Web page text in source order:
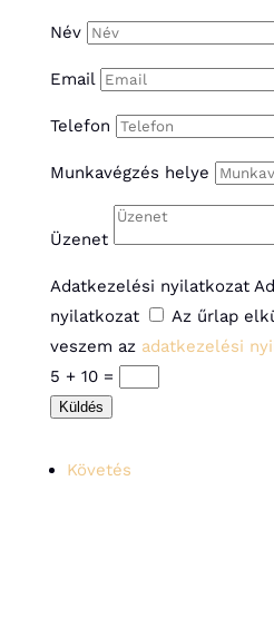
Név
Email
Telefon
Munkavégzés helye
Üzenet
Adatkezelési nyilatkozat
nyilatkozat
Az űrlap
veszem az adatkezelési
5 + 10=
Küldés
Követés